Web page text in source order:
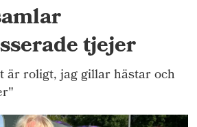
tjejer
är roligt, jag gillar hästar och